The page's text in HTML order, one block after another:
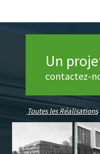
Un
contactez-
Toutes les Réalisations